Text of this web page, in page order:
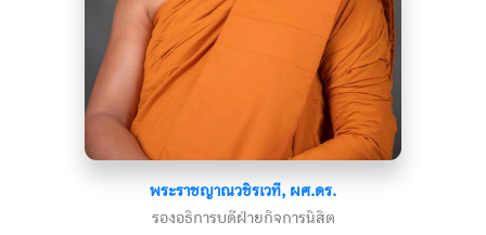
พระราชญาณวชิรเวที, ผศ.ดร.
รองอธิการบดีฝ่ายกิจการนิสิต